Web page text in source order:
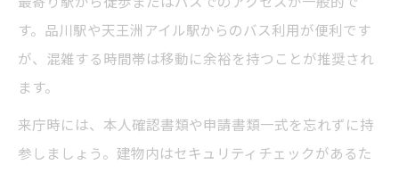
す。品川駅や天王洲アイル駅からのバス利用が便利です
が、混雑する時間帯は移動に余裕を持つことが推奨され
ます。
来庁時には、本人確認書類や申請書類一式を忘れずに持
参しましょう。建物内はセキュリティチェックがあるた